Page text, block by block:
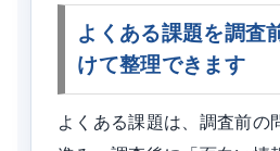
よくある課題を調査
けて整理できます
よくある課題は、調査前の